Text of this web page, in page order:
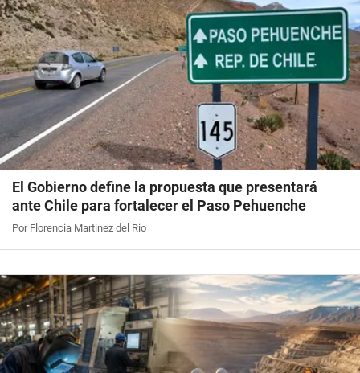
El Gobierno define la propuesta que presentará
ante Chile para fortalecer el Paso Pehuenche
Por Florencia Martinez del Rio